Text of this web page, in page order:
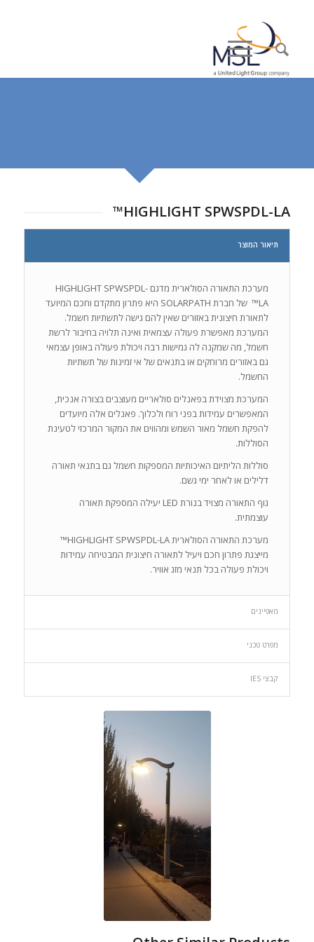
HIGHLIGHT SPWSPDL-LA™
תיאור המוצר
מערכת התאורה הסולארית מדגם HIGHLIGHT SPWSPDL-
LA™ של חברת SOLARPATH היא פתרון מתקדם וחכם המיועד
לתאורת חיצונית באזורים שאין להם גישה לתשתיות חשמל.
המערכת מאפשרת פעולה עצמאית ואינה תלויה בחיבור לרשת
חשמל, מה שמקנה לה גמישות רבה ויכולת פעולה באופן עצמאי
גם באזורים מרוחקים או בתנאים של אי זמינות של תשתיות
החשמל.
המערכת מצוידת בפאנלים סולאריים מעוצבים בצורה אנכית,
המאפשרים עמידות בפני רוח ולכלוך. פאנלים אלה מיועדים
להפקת חשמל מאור השמש ומהווים את המקור המרכזי לטעינת
הסוללות.
סוללות הליתיום האיכותיות המספקות חשמל גם בתנאי תאורה
דלילים או לאחר ימי גשם.
גוף התאורה מצויד בנורת LED יעילה המספקת תאורה
עוצמתית.
מערכת התאורה הסולארית HIGHLIGHT SPWSPDL-LA™
מייצגת פתרון חכם ויעיל לתאורה חיצונית המבטיחה עמידות
ויכולת פעולה בכל תנאי מזג אוויר.
מאפיינים
מפרט טכני
קבצי IES